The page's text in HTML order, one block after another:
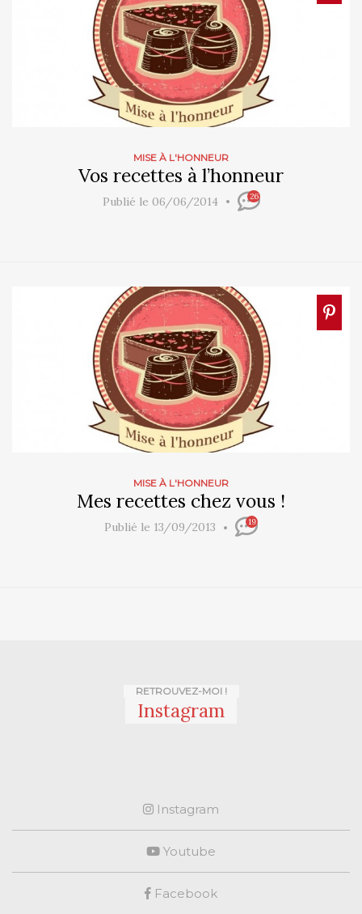
MISE À L'HONNEUR
Vos recettes à l’honneur
Publié le 06/06/2014 26
MISE À L'HONNEUR
Mes recettes chez vous !
Publié le 13/09/2013 19
RETROUVEZ-MOI !
Instagram
Instagram
Youtube
Facebook